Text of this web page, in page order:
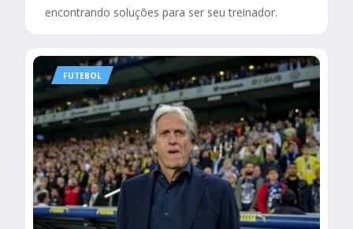
encontrando soluções para ser seu treinador.
FUTEBOL